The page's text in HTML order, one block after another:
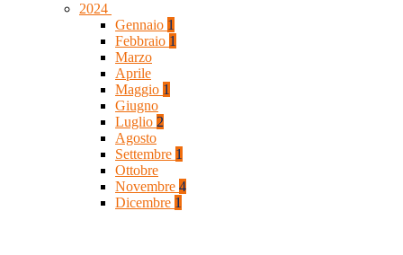
2024
Gennaio 1
Febbraio 1
Marzo
Aprile
Maggio 1
Giugno
Luglio 2
Agosto
Settembre 1
Ottobre
Novembre 4
Dicembre 1